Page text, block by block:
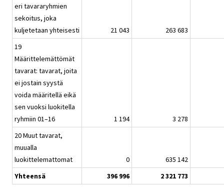
eri tavararyhmien
sekoitus, joka
kuljetetaan yhteisesti
21 043
263 683
19
Määrittelemättömät
tavarat: tavarat, joita
ei jostain syystä
voida määritellä eikä
sen vuoksi luokitella
ryhmiin 01–16
1 194
3 278
20 Muut tavarat,
muualla
luokittelemattomat
0
635 142
Yhteensä
396 996 2 321 773